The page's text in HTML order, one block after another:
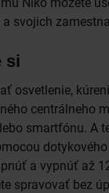
svojich
si
osvetlenie,
centrálneho
smartfónu. A
dotykového
a vypnúť až
spravovať bez